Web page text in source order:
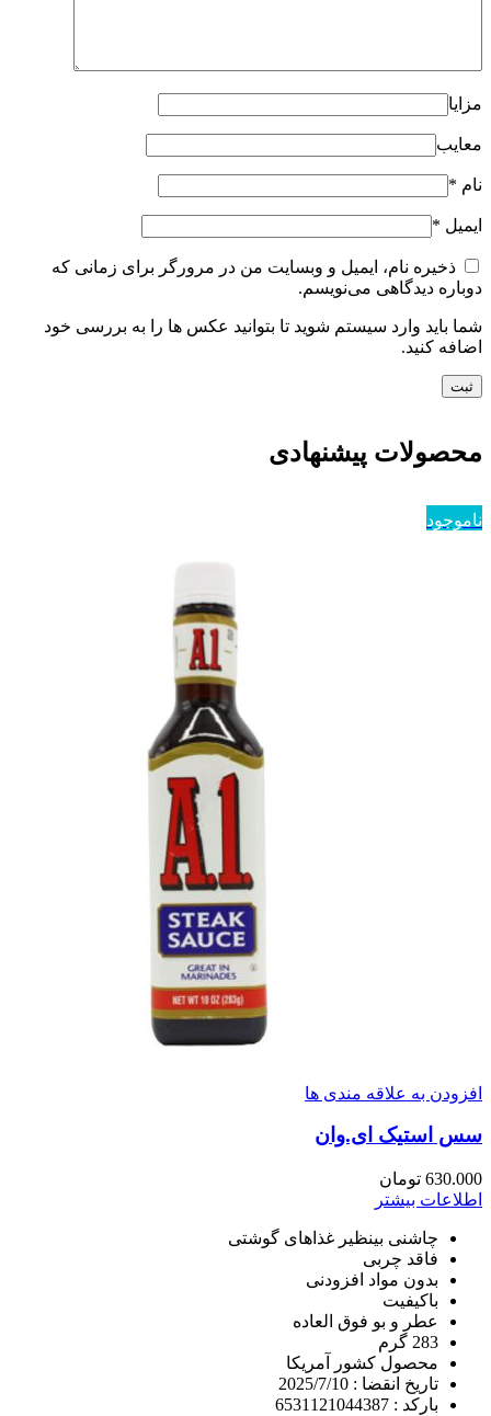
مزایا
معایب
نام *
ایمیل *
ذخیره نام، ایمیل و وبسایت من در مرورگر برای زمانی که
دوباره دیدگاهی می‌نویسم.
شما باید وارد سیستم شوید تا بتوانید عکس ها را به بررسی خود
اضافه کنید.
محصولات پیشنهادی
ناموجود
افزودن به علاقه مندی ها
سس استیک ای.وان
630.000 تومان
اطلاعات بیشتر
چاشنی بینظیر غذاهای گوشتی
فاقد چربی
بدون مواد افزودنی
باکیفیت
عطر و بو فوق العاده
283 گرم
محصول کشور آمریکا
تاریخ انقضا : 2025/7/10
بارکد : 6531121044387